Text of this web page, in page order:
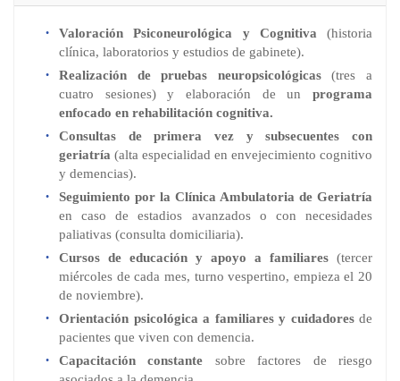
Valoración Psiconeurológica y Cognitiva (historia
clínica, laboratorios y estudios de gabinete).
Realización de pruebas neuropsicológicas(tres a
cuatro sesiones) y elaboración de un programa
enfocado en rehabilitación cognitiva.
Consultas de primera vez y subsecuentes con
geriatría (alta especialidad en envejecimiento cognitivo
y demencias).
Seguimiento por la Clínica Ambulatoria de Geriatría
en caso de estadios avanzados o con necesidades
paliativas (consulta domiciliaria).
Cursos de educación y apoyo a familiares (tercer
miércoles de cada mes, turno vespertino, empieza el 20
de noviembre).
Orientación psicológica a familiares y cuidadoresde
pacientes que viven con demencia.
Capacitación constante sobre factores de riesgo